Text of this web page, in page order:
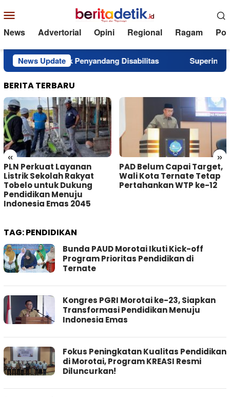
ke
kontenMobile
News Advertorial Opini Regional Ragam
News Update
untuk Penyandang Disabilitas Superintendent
BERITA TERBARU
« »
PLN Perkuat Layanan
Listrik Sekolah Rakyat
Tobelo untuk Dukung
Pendidikan Menuju
Indonesia Emas 2045
PAD Belum Capai Target,
Wali Kota Ternate Tetap
Pertahankan WTP ke-12
TAG:PENDIDIKAN
Bunda PAUD Morotai Ikuti Kick-off
Program Prioritas Pendidikan di
Ternate
Kongres PGRI Morotai ke-23, Siapkan
Transformasi Pendidikan Menuju
Indonesia Emas
Fokus Peningkatan Kualitas Pendidikan
di Morotai, Program KREASI Resmi
Diluncurkan!